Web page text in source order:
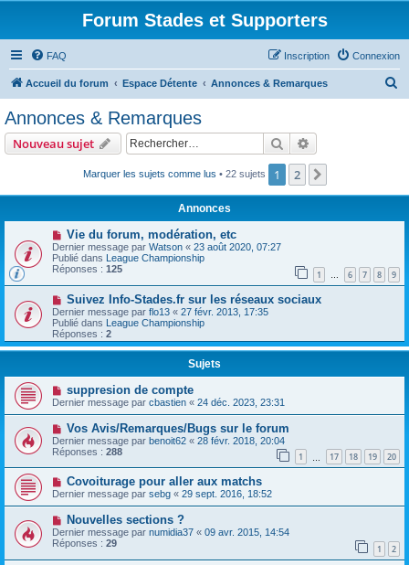
Forum Stades et Supporters
FAQ Connexion
Inscription
Accueil du forum Espace Détente Annonces & Remarques
r
Annonces & Remarques
Nouveau sujet Rechercher
Marquer les sujets comme lus • 22 sujets 1 2
Annonces
Vie du forum, modération, etc
Dernier message par Watson « 23 août 2020, 07:27
Publié dans League Championship
Réponses : 125 1 … 6 7 8 9
Suivez Info-Stades.fr sur les réseaux sociaux
Dernier message par flo13 « 27 févr. 2013, 17:35
Publié dans League Championship
Réponses : 2
Sujets
suppresion de compte
Dernier message par cbastien « 24 déc. 2023, 23:31
Vos Avis/Remarques/Bugs sur le forum
Dernier message par benoit62 « 28 févr. 2018, 20:04
Réponses : 288 1 17 18 19 20
Covoiturage pour aller aux matchs
Dernier message par sebg « 29 sept. 2016, 18:52
Nouvelles sections ?
Dernier message par numidia37 « 09 avr. 2015, 14:54
Réponses : 29 1 2